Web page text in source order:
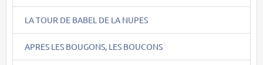
LA TOUR DE BABEL DE LA NUPES
APRES LES BOUGONS, LES BOUCONS